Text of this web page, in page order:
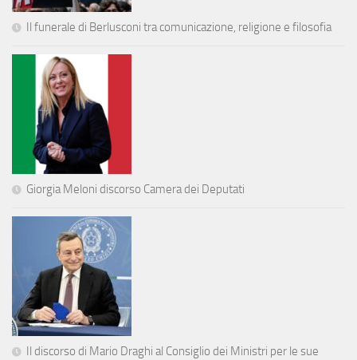
Il funerale di Berlusconi tra comunicazione, religione e filosofia
Giorgia Meloni discorso Camera dei Deputati
Il discorso di Mario Draghi al Consiglio dei Ministri per le sue